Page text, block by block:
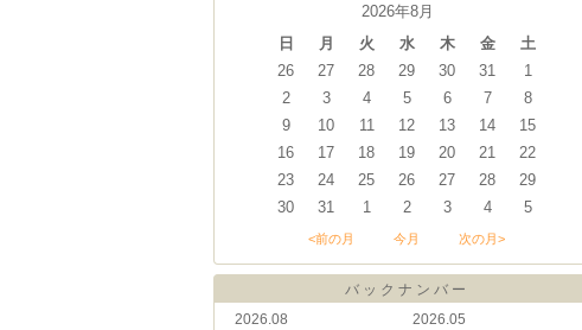
2026年8月
日
月 火 水 木 金
土
26
27 28 29 30 31
1
2
3 4 5 6 7
8
9
10 11 12 13 14
15
16
17 18 19 20 21
22
23
24 25 26 27 28
29
30
31 1 2 3 4 5
<前の月 今月 次の月>
バックナンバー
2026.08
2026.05